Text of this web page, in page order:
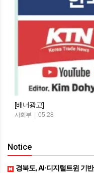
[배너광고]
사회부 | 05.28
Notice
경북도, AI·디지털트윈 기반 ‘